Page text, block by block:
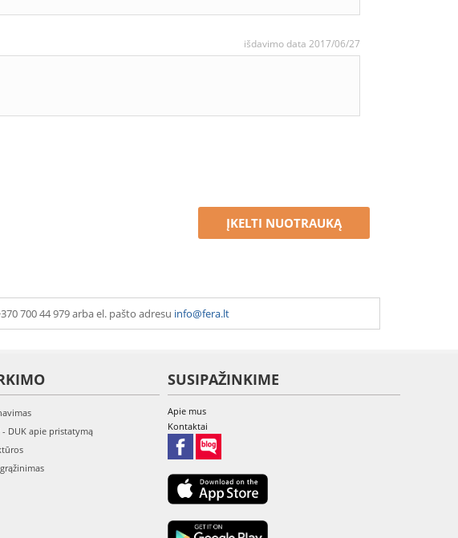
išdavimo data 2017/06/27
ĮKELTI NUOTRAUKĄ
700 44 979 arba el. pašto adresu info@fera.lt
DUK apie pristatymą
SUSIPAŽINKIME
Apie mus
Kontaktai